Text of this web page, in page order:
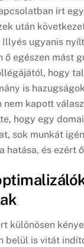
írt
után
ugyanis
ő egészen mást
hogy
is
nem kapott
hogy egy
sok munkát
hatása, és ezért
különösen
belül is vitát